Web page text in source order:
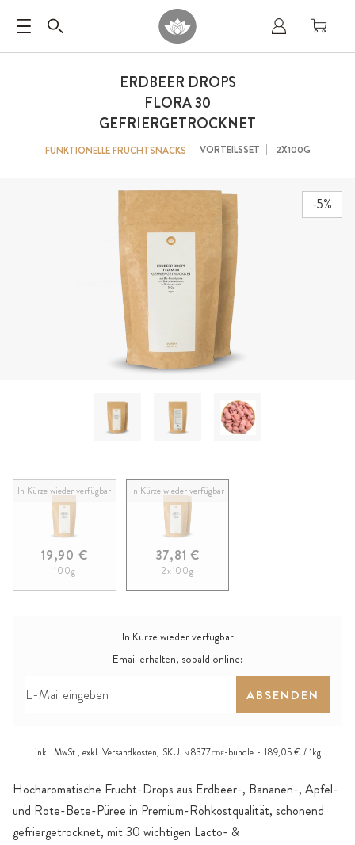
-5%
ERDBEER DROPS
FLORA 30
GEFRIERGETROCKNET
FUNKTIONELLE FRUCHTSNACKS VORTEILSSET 2X100G
Hocharomatische Frucht-Drops aus Erdbeer-, Bananen-, Apfel-
und Rote-Bete-Püree in Premium-Rohkostqualität, schonend
gefriergetrocknet, mit 30 wichtigen Lacto- &
In Kürze wieder verfügbar
19,90 €
100g
In Kürze wieder verfügbar
37,81 €
2x100g
In Kürze wieder verfügbar
Email erhalten, sobald online:
ABSENDEN
inkl. MwSt., exkl. Versandkosten, SKU N 8377CDE-bundle 189,05 € / 1kg